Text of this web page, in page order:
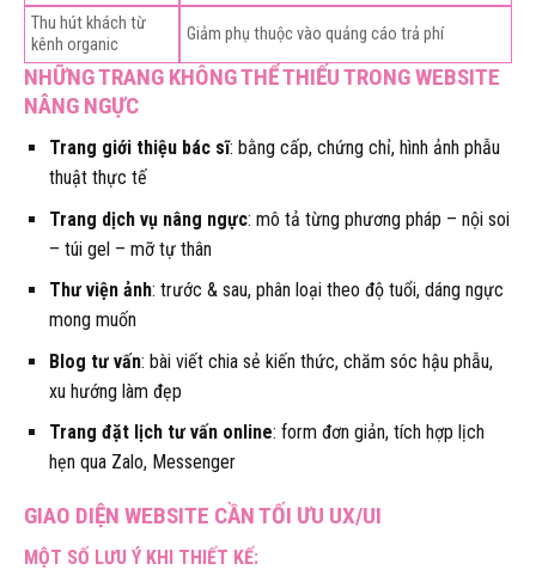
Thu hút khách từ
kênh organic
Giảm phụ thuộc vào quảng cáo trả phí
NHỮNG TRANG KHÔNG THỂ THIẾU TRONG WEBSITE
NÂNG NGỰC
Trang giới thiệu bác sĩ: bằng cấp, chứng chỉ, hình ảnh phẫu
thuật thực tế
Trang dịch vụ nâng ngực: mô tả từng phương pháp – nội soi
– túi gel – mỡ tự thân
Thư viện ảnh: trước & sau, phân loại theo độ tuổi, dáng ngực
mong muốn
Blog tư vấn: bài viết chia sẻ kiến thức, chăm sóc hậu phẫu,
xu hướng làm đẹp
Trang đặt lịch tư vấn online: form đơn giản, tích hợp lịch
hẹn qua Zalo, Messenger
GIAO DIỆN WEBSITE CẦN TỐI ƯU UX/UI
MỘT SỐ LƯU Ý KHI THIẾT KẾ: